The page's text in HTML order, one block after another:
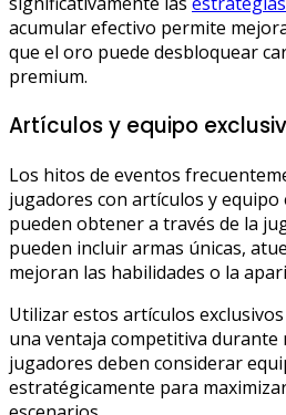
acumular efectivo permite
que el oro puede desbloquear
premium.
Artículos y equipo
Los hitos de eventos
jugadores con artículos y equipo
pueden obtener a través de la
pueden incluir armas únicas,
mejoran las habilidades o la
Utilizar estos artículos
una ventaja competitiva durante
jugadores deben considerar
estratégicamente para